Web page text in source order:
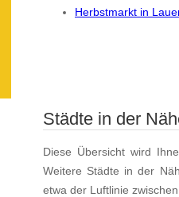
Herbstmarkt in
Städte in der
Diese Übersicht wird
Weitere Städte in der
etwa der Luftlinie